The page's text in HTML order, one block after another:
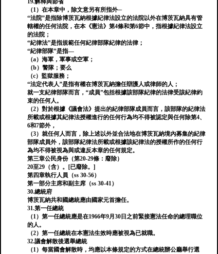
19.解釋與節省
（1）在本章中，除文意另有所指外─
“法院”是指除博茨瓦納根據紀律法設立的法院以外在博茨瓦納具有管
轄權的任何法院，在本《憲法》第4條和第6節中，指根據紀律法設立
的法院；
“紀律法”是指規範任何紀律部隊紀律的法律；
“紀律部隊”是指—
（a）海軍，軍事或空軍；
（b）警隊；要么
（c）監獄服務；
“法定代表人”是指有權在博茨瓦納擔任辯護人或律師的人；
就一支紀律部隊而言，“成員”包括根據該部隊紀律的法律受該紀律約
束的任何人。
（2）對於根據《議會法》提出的紀律部隊成員而言，該部隊的紀律法
所載或根據其紀律法授權進行的任何行為均不得被認定與任何除第4、
6和7節外，
（3）就任何人而言，除上述以外並合法地在博茨瓦納境內募集的紀律
部隊成員外，該部隊紀律法所載或根據該紀律法的授權所作的任何行
為均不得被視為與或違反本章的任何規定。
第三章公民身份（第20-29條：廢除）
20至29（含）。[已廢除。]
第四章執行人員（ss 30-56）
第一部分主席和副主席（ss 30-41）
30.總統府
博茨瓦納共和國總統應由國家元首擔任。
31.第一任總統
（1）第一任總統應是在1966年9月30日之前緊接憲法任命的總理職位
的人。
（2）第一任總統在本憲法生效時應被視為已就職。
32.議會解散後選舉總統
（1）每當國會解散時，均應以本條規定的方式在總統辦公廳舉行選